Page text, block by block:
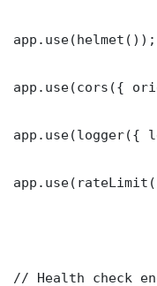
app.use(cors({
// Health check